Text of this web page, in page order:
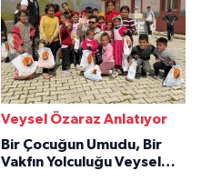
Veysel Özaraz Anlatıyor
Bir Çocuğun Umudu, Bir
Vakfın Yolculuğu Veysel